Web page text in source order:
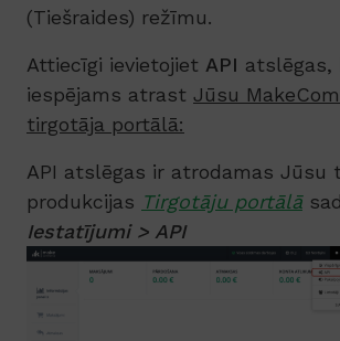
(Tiešraides) režīmu.
Attiecīgi ievietojiet API atslēgas,
iespējams atrast Jūsu
tirgotāja portālā:
API atslēgas ir atrodamas Jūsu
produkcijas Tirgotāju portālā
Iestatījumi > API